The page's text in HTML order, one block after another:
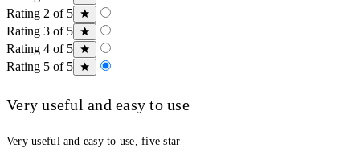
Rating 2 of 5
Rating 3 of 5
Rating 4 of 5
Rating 5 of 5
Very useful and easy to use
Very useful and easy to use, five star